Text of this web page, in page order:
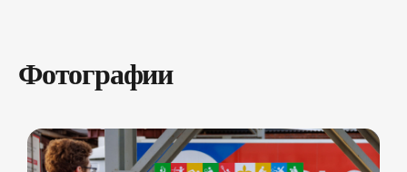
Фотографии